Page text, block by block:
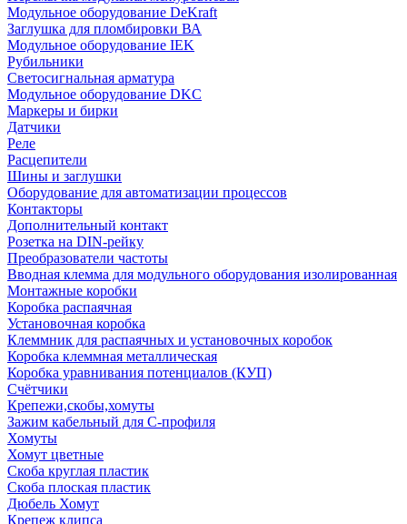
Модульное оборудование DeKraft
Заглушка для пломбировки ВА
Модульное оборудование IEK
Рубильники
Светосигнальная арматура
Модульное оборудование DKC
Маркеры и бирки
Датчики
Реле
Расцепители
Шины и заглушки
Оборудование для автоматизации процессов
Контакторы
Дополнительный контакт
Розетка на DIN-рейку
Преобразователи частоты
Вводная клемма для модульного оборудования изолированная
Монтажные коробки
Коробка распаячная
Установочная коробка
Клеммник для распаячных и установочных коробок
Коробка клеммная металлическая
Коробка уравнивания потенциалов (КУП)
Счётчики
Крепежи,скобы,хомуты
Зажим кабельный для С-профиля
Хомуты
Хомут цветные
Скоба круглая пластик
Скоба плоская пластик
Дюбель Хомут
Крепеж клипса